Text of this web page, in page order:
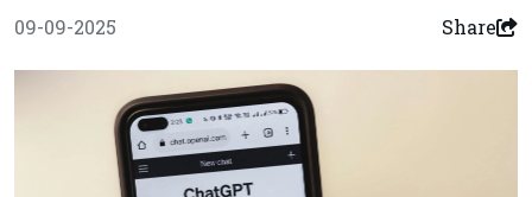
09-09-2025 Share